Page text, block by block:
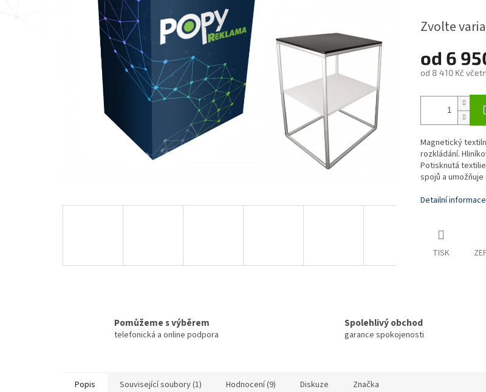
Zvolte
od 6
od 8 410 Kč
Magnetický
rozkládání.
Potisknutá
spojů a
Detailní informace
TISK
Pomůžeme s výběrem
telefonická a online podpora
Spolehlivý obchod
garance spokojenosti
Popis Související soubory (1) Hodnocení (9) Diskuze Značka